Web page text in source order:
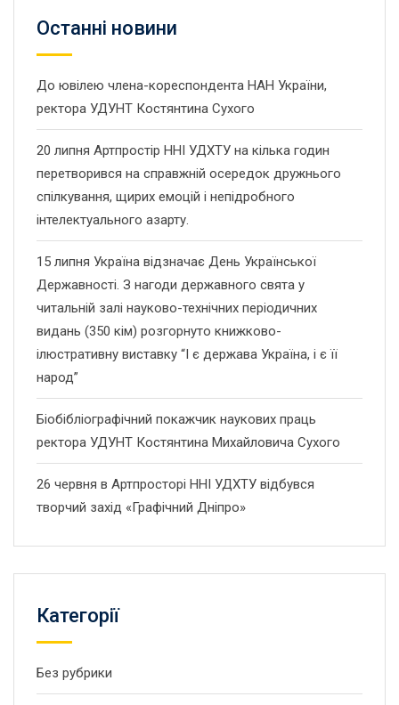
Останнi новини
До ювілею члена-кореспондента НАН України,
ректора УДУНТ Костянтина Сухого
20 липня Артпростір ННІ УДХТУ на кілька годин
перетворився на справжній осередок дружнього
спілкування, щирих емоцій і непідробного
інтелектуального азарту.
15 липня Україна відзначає День Української
Державності. З нагоди державного свята у
читальній залі науково-технічних періодичних
видань (350 кім) розгорнуто книжково-
ілюстративну виставку “І є держава Україна, і є її
народ”
Біобібліографічний покажчик наукових праць
ректора УДУНТ Костянтина Михайловича Сухого
26 червня в Артпросторі ННІ УДХТУ відбувся
творчий захід «Графічний Дніпро»
Категорії
Без рубрики